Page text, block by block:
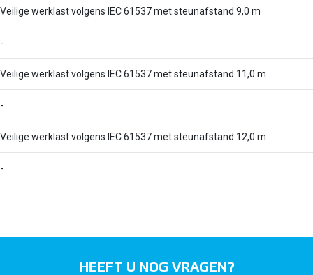
Veilige werklast volgens IEC 61537 met steunafstand 9,0 m
-
Veilige werklast volgens IEC 61537 met steunafstand 11,0 m
-
Veilige werklast volgens IEC 61537 met steunafstand 12,0 m
-
HEEFT U NOG VRAGEN?